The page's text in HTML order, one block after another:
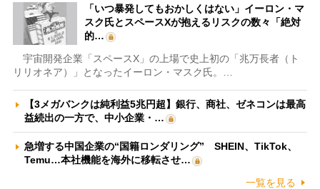
「いつ暴発してもおかしくはない」イーロン・マ
スク氏とスペースXが抱えるリスクの数々「絶対
的…
宇宙開発企業「スペースX」の上場で史上初の「兆万長者（ト
リリオネア）」となったイーロン・マスク氏。…
【3メガバンクは純利益5兆円超】銀行、商社、ゼネコンは最高
益続出の一方で、中小企業・…
急増する中国企業の“国籍ロンダリング” SHEIN、TikTok、
Temu…本社機能を海外に移転させ…
一覧を見る